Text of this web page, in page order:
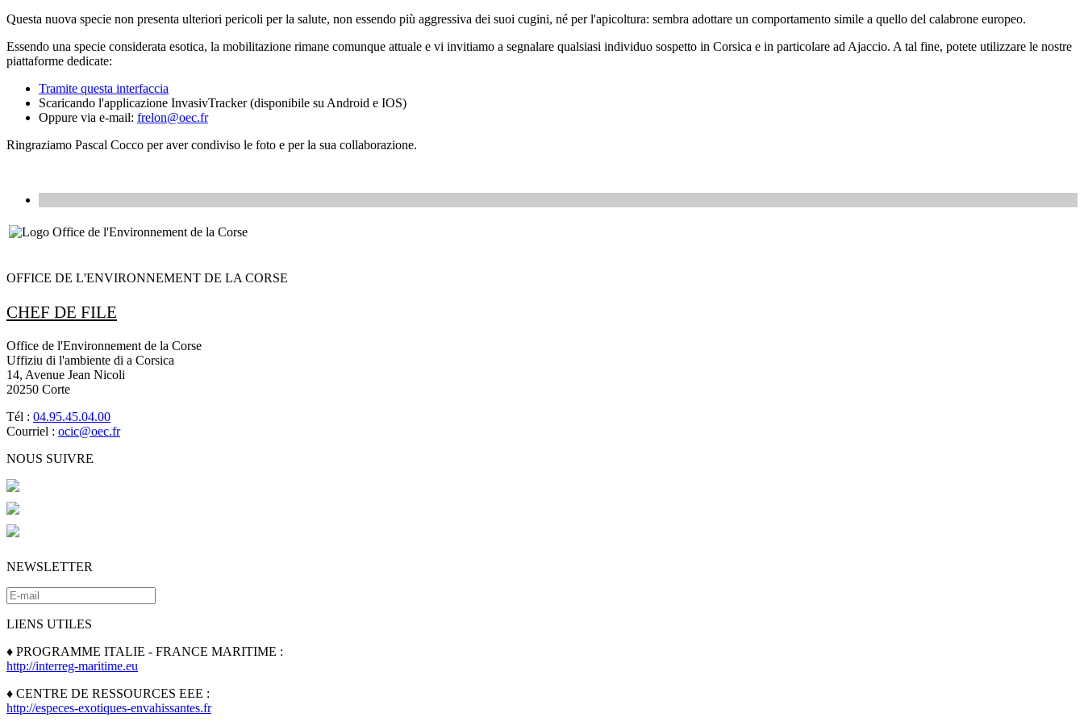
Questa nuova specie non presenta ulteriori pericoli per la salute, non essendo più aggressiva dei suoi cugini, né per l'apicoltura: sembra adottare un comportamento simile a quello del calabrone europeo.
Essendo una specie considerata esotica, la mobilitazione rimane comunque attuale e vi invitiamo a segnalare qualsiasi individuo sospetto in Corsica e in particolare ad Ajaccio. A tal fine, potete utilizzare le nostre
piattaforme dedicate:
Tramite questa interfaccia
Scaricando l'applicazione InvasivTracker (disponibile su Android e IOS)
Oppure via e-mail: frelon@oec.fr
Ringraziamo Pascal Cocco per aver condiviso le foto e per la sua collaborazione.
OFFICE DE L'ENVIRONNEMENT DE LA CORSE
CHEF DE FILE
Office de l'Environnement de la Corse
Uffiziu di l'ambiente di a Corsica
14, Avenue Jean Nicoli
20250 Corte
Tél : 04.95.45.04.00
Courriel : ocic@oec.fr
NOUS SUIVRE
NEWSLETTER
LIENS UTILES
♦ PROGRAMME ITALIE - FRANCE MARITIME :
http://interreg-maritime.eu
♦ CENTRE DE RESSOURCES EEE :
http://especes-exotiques-envahissantes.fr